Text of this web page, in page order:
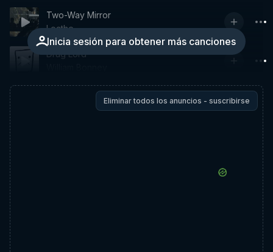
Inicia sesión para obtener más canciones
Two-Way Mirror
Loathe
Drug Lord
Eliminar todos los anuncios - suscribirse